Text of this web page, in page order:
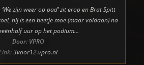
zijn weer op pad’ zit erop en Brat Spitt
hij is een beetje moe (maar voldaan) na
uur op het podium…
Door: VPRO
3voor12.vpro.nl